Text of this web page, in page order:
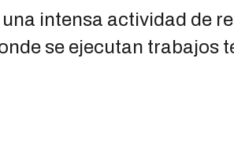
intensa actividad de
se ejecutan trabajos